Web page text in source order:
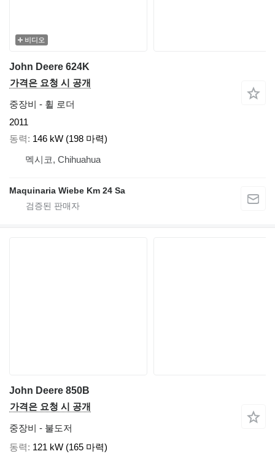
비디오
John Deere 624K
가격은 요청 시 공개
중장비 - 휠 로더
2011
동력
146 kW (198 마력)
멕시코, Chihuahua
Maquinaria Wiebe Km 24 Sa
John Deere 850B
가격은 요청 시 공개
중장비 - 불도저
동력
121 kW (165 마력)